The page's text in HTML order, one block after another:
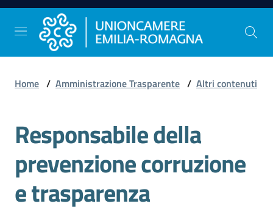
Vai al contenuto
Vai alla navigazione
Vai al footer
Stampa
Studi
e
Statistica
Home / Amministrazione Trasparente / Altri contenuti
Responsabile della
prevenzione corruzione
e trasparenza